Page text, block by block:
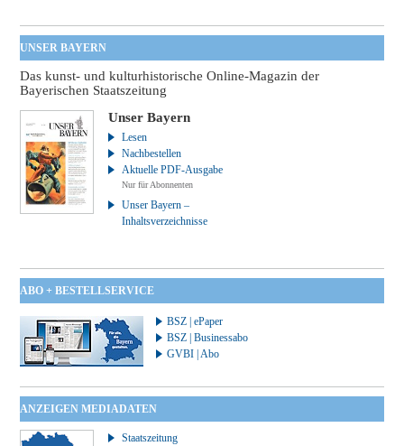
UNSER BAYERN
Das kunst- und kulturhistorische Online-Magazin der
Bayerischen Staatszeitung
Unser Bayern
Lesen
Nachbestellen
Aktuelle PDF-Ausgabe
Nur für Abonnenten
Unser Bayern –
Inhaltsverzeichnisse
ABO + BESTELLSERVICE
BSZ | ePaper
BSZ | Businessabo
GVBI | Abo
ANZEIGEN MEDIADATEN
Staatszeitung